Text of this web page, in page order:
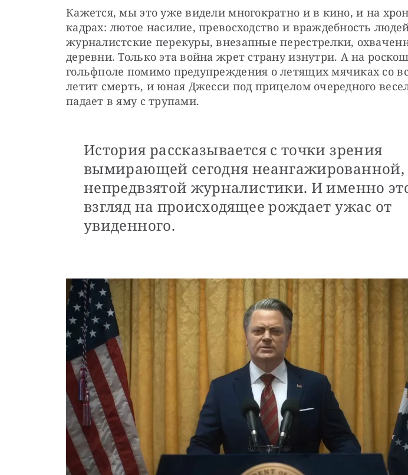
Кажется, мы это уже видели многократно и в кино, и на
кадрах: лютое насилие, превосходство и враждебность
журналистские перекуры, внезапные перестрелки,
деревни. Только эта война жрет страну изнутри. А на
гольфполе помимо предупреждения о летящих мячиках со
летит смерть, и юная Джесси под прицелом очередного
падает в яму с трупами.
История рассказывается с точки зрения
вымирающей сегодня неангажированной,
непредвзятой журналистики. И именно
взгляд на происходящее рождает ужас от
увиденного.